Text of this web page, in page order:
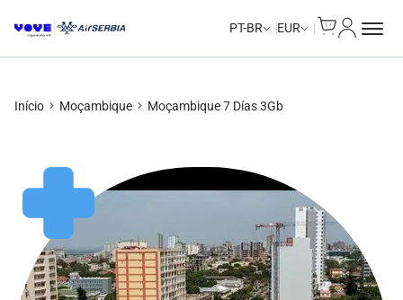
PT-BR EUR
Início Moçambique Moçambique 7 Días 3Gb